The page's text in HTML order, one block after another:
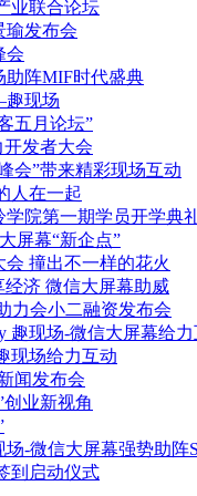
业联合论坛
发布会
会
阵MIF时代盛典
现场
五月论坛”
发者大会
会”带来精彩现场互动
人在一起
院第一期学员开学典
屏幕“新企点”
撞出不一样的花火
济 微信大屏幕助威
力会小二融资发布会
趣现场-微信大屏幕给
现场给力互动
闻发布会
业新视角
-微信大屏幕强势助阵
到启动仪式